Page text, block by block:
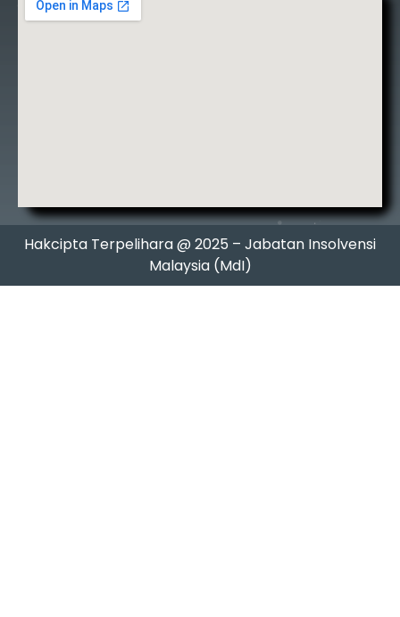
Hakcipta Terpelihara @ 2025 – Jabatan Insolvensi
Malaysia (MdI)